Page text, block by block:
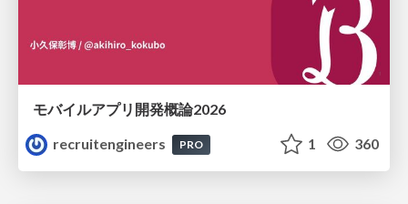
モバイルアプリ開発概論2026
recruitengineers
PRO 1 360